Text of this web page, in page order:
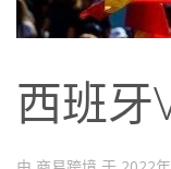
西班牙